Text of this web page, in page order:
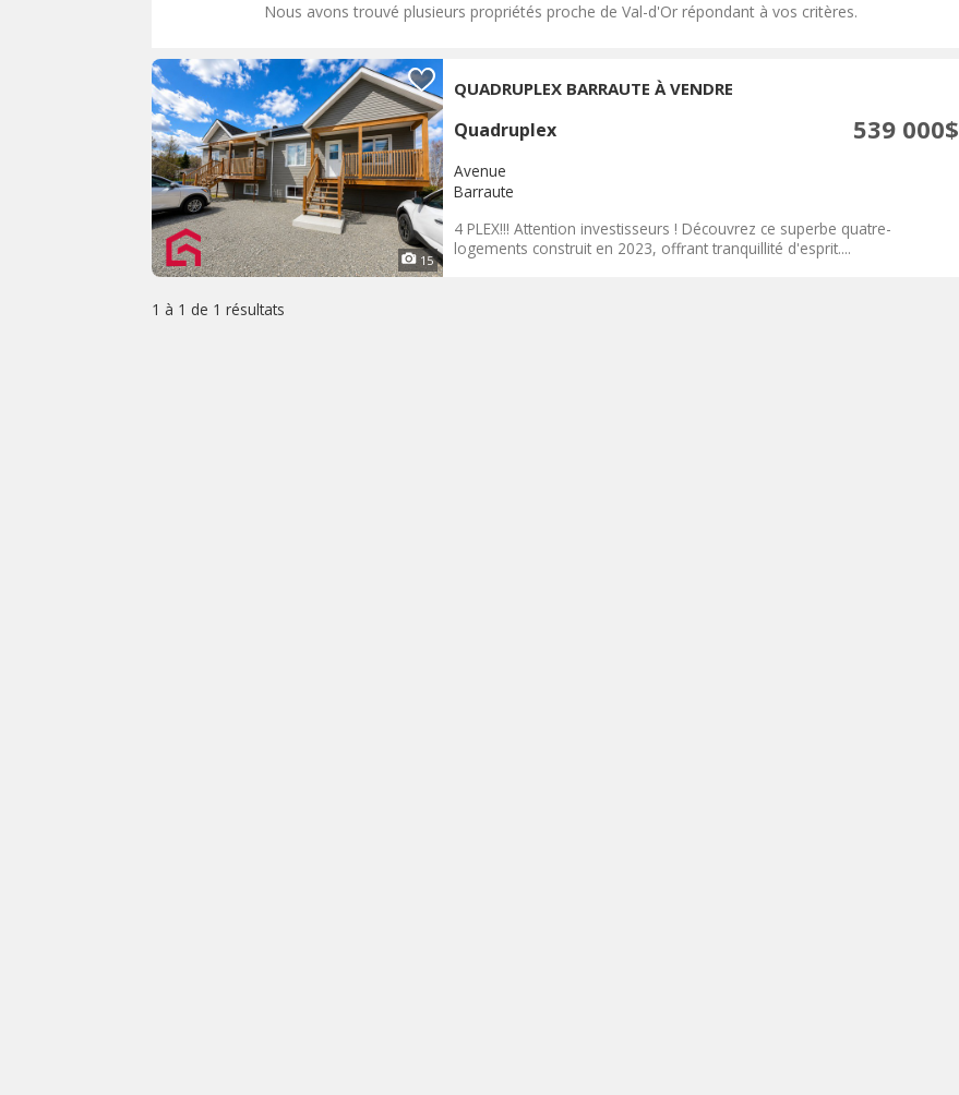
Nous avons trouvé plusieurs propriétés proche de Val-d'Or répondant à vos critères.
15
QUADRUPLEX BARRAUTE À VENDRE
Quadruplex 539 000$
Avenue
Barraute
4 PLEX!!! Attention investisseurs ! Découvrez ce superbe quatre-
logements construit en 2023, offrant tranquillité d'esprit....
1 à 1 de 1 résultats